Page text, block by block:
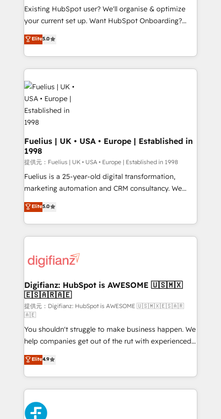
technology, professional services, financial services
and industrial sectors. Offices in Johannesburg, Cape
implementations delivered. AI visibility coverage
across ChatGPT, Claude, Perplexity, Gemini and
Innovation HubSpot Impact Award - Platform
Migration Excellence HubSpot Impact Award -
Platform Excellence 35+ full-time HubSpot
professionals.
Existing HubSpot user? We'll organise & optimize
your current set up. Want HubSpot Onboarding?
We'll customise your CRM & automate your business
processes. Welcome to our Profile! We can help
with... • CRM implementation, reports & workflows,
and team training • CRM migration: Salesforce,
Pipedrive, Dynamics etc • Technical projects inc.
Custom API integrations A little about us... • Boutique
'Elite' Team (12 super skilled members) • 150+ Clients
for Sales Hub, Marketing Hub, Service Hub, Data
Hub and Website (CMS) • ISO/IEC 27001:2022, ISO
9001:2015 and now... ISO 42001: 2023 certified •
Exclusive AI 'GuardHub' governance framework,
based on ISO 42001 - helping you 'organise
complexity' 𝗥𝗲𝗮𝗱𝘆 𝗳𝗼𝗿 𝘁𝗵𝗲 𝗻𝗲𝘅𝘁 𝘀𝘁𝗲𝗽? Click the
👈 '𝗖𝗼𝗻𝘁𝗮𝗰𝘁 𝗯𝘂𝘀𝗶𝗻𝗲𝘀𝘀' button to get in touch
Elite5.0
Fuelius | UK • USA • Europe | Established in
1998
提供元：Fuelius | UK • USA • Europe | Established in 1998
Fuelius is a 25-year-old digital transformation,
marketing automation and CRM consultancy. We
enable mid-market and enterprise clients to
maximise their return from digital and fuel their
growth. We modernise platforms, streamline
operations that are causing inefficiencies, improve
supercharge revenue operations Key services: • CRM
Transformation / Web Development • RevOps &
Sales Consulting • Marketing Automation What
makes us different? 🚀 Top 0.5% of global HubSpot
agencies ⚙️ The strongest technical ability and
integration capabilities 💼 Consultative, long-term
partners who will embed ourselves into your
business, processes and systems 🏢 We specialise in
working with mid-market and enterprise
organisations, global organisations and those with
complex use cases 🏆 CRM Implementation,
Platform Enablement, Custom Integration and
Onboarding Accredited 🔐 ISO27001 & ISO9001
Elite5.0
Digifianz: HubSpot is AWESOME 🇺🇸🇲🇽
🇪🇸🇦🇷🇦🇪
提供元：Digifianz: HubSpot is AWESOME 🇺🇸🇲🇽🇪🇸🇦🇷
🇦🇪
You shouldn't struggle to make business happen. We
help companies get out of the rut with experienced,
process-oriented teams implementing HubSpot
Marketing, Sales, Service, CMS and Operations Hub,
so selling and actually engaging with your customers
feels easy and pain-free. We are a top ranked
HubSpot Elite Partner, winner of Rookie of the Year
and Customer First Awards, 4.9/5 rating in HubSpot
Elite4.9